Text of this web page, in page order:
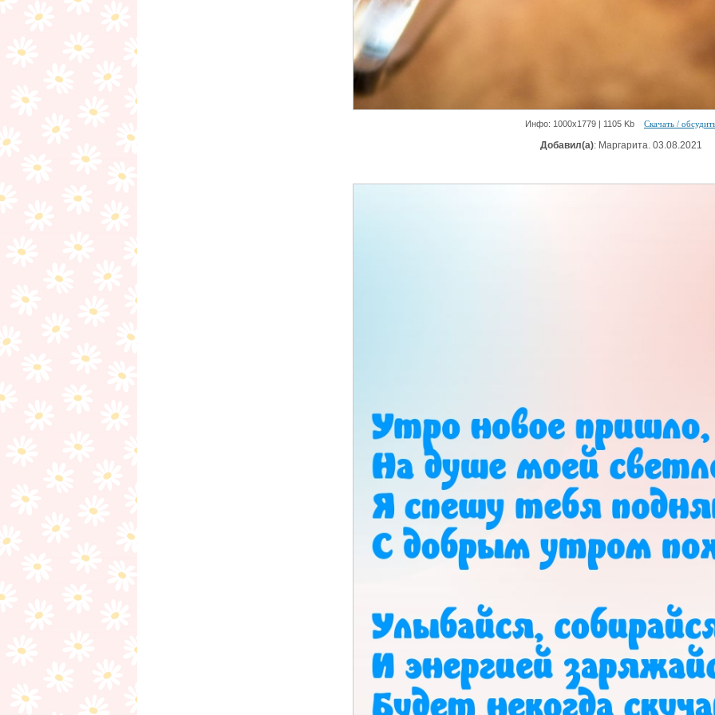
Инфо: 1000х1779 | 1105 Kb Скачать /
Добавил(а): Маргарита. 03.08.2021